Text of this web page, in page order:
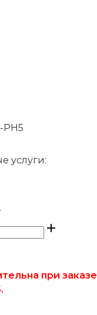
PH5
услуги:
при заказе